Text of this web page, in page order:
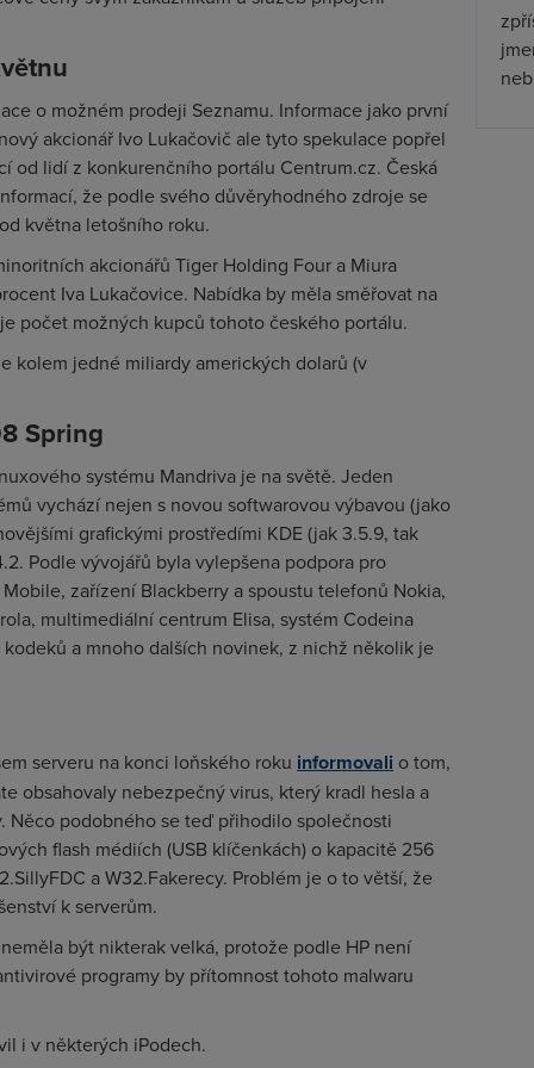
o možném prodeji Seznamu. Informace jako první
akcionář Ivo Lukačovič ale tyto spekulace popřel
od lidí z konkurenčního portálu Centrum.cz. Česká
že podle svého důvěryhodného zdroje se
května letošního roku.
akcionářů Tiger Holding Four a Miura
Iva Lukačovice. Nabídka by měla směřovat na
počet možných kupců tohoto českého portálu.
kolem jedné miliardy amerických dolarů (v
Spring
systému Mandriva je na světě. Jeden
vychází nejen s novou softwarovou výbavou (jako
grafickými prostředími KDE (jak 3.5.9, tak
Podle vývojářů byla vylepšena podpora pro
zařízení Blackberry a spoustu telefonů Nokia,
multimediální centrum Elisa, systém Codeina
a mnoho dalších novinek, z nichž několik je
serveru na konci loňského roku informovali o tom,
obsahovaly nebezpečný virus, který kradl hesla a
Něco podobného se teď přihodilo společnosti
flash médiích (USB klíčenkách) o kapacitě 256
a W32.Fakerecy. Problém je o to větší, že
k serverům.
být nikterak velká, protože podle HP není
programy by přítomnost tohoto malwaru
i v některých iPodech.